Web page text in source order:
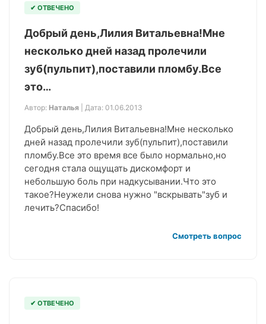
✔ ОТВЕЧЕНО
Добрый день,Лилия Витальевна!Мне
несколько дней назад пролечили
зуб(пульпит),поставили пломбу.Все
это…
Автор: Наталья | Дата: 01.06.2013
Добрый день,Лилия Витальевна!Мне несколько
дней назад пролечили зуб(пульпит),поставили
пломбу.Все это время все было нормально,но
сегодня стала ощущать дискомфорт и
небольшую боль при надкусывании.Что это
такое?Неужели снова нужно "вскрывать"зуб и
лечить?Спасибо!
Смотреть вопрос
✔ ОТВЕЧЕНО